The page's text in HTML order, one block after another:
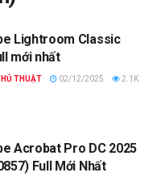
Lightroom Classic
mới nhất
THUẬT 02/12/2025 2.1K
Acrobat Pro DC 2025
Full Mới Nhất